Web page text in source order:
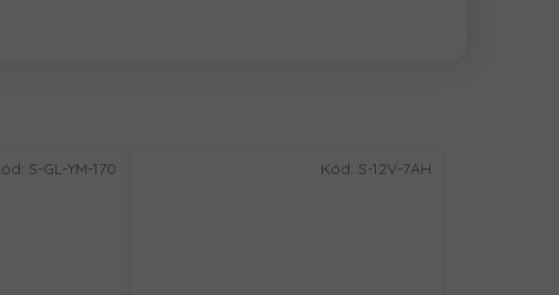
S-GL-YM-170 Kód: S-12V-7AH